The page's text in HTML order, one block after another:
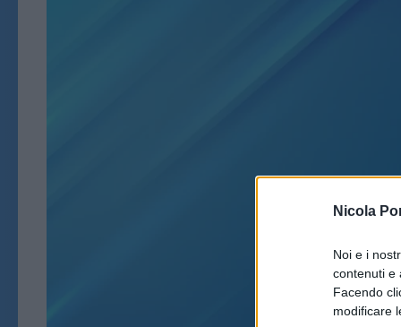
Nicola
Noi e i
contenuti e
Facendo
modificare